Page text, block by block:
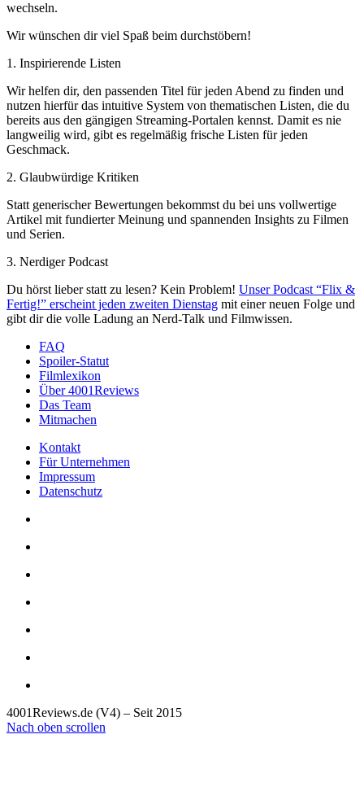
wechseln.
Wir wünschen dir viel Spaß beim durchstöbern!
1. Inspirierende Listen
Wir helfen dir, den passenden Titel für jeden Abend zu finden und
nutzen hierfür das intuitive System von thematischen Listen, die du
bereits aus den gängigen Streaming-Portalen kennst. Damit es nie
langweilig wird, gibt es regelmäßig frische Listen für jeden
Geschmack.
2. Glaubwürdige Kritiken
Statt generischer Bewertungen bekommst du bei uns vollwertige
Artikel mit fundierter Meinung und spannenden Insights zu Filmen
und Serien.
3. Nerdiger Podcast
Du hörst lieber statt zu lesen? Kein Problem! Unser Podcast “Flix &
Fertig!” erscheint jeden zweiten Dienstag mit einer neuen Folge und
gibt dir die volle Ladung an Nerd-Talk und Filmwissen.
FAQ
Spoiler-Statut
Filmlexikon
Über 4001Reviews
Das Team
Mitmachen
Kontakt
Für Unternehmen
Impressum
Datenschutz
4001Reviews.de (V4) – Seit 2015
Nach oben scrollen